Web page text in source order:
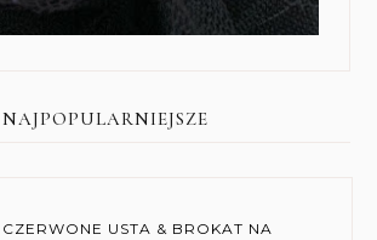
NAJPOPULARNIEJSZE
CZERWONE USTA & BROKAT NA